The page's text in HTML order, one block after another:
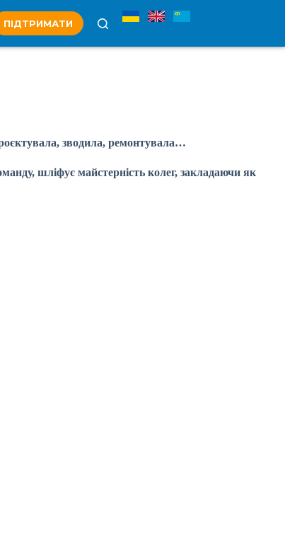
ПІДТРИМАТИ
зводила, ремонтувала…
шліфує майстерність колег, закладаючи як